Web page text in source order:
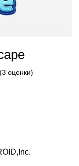
3 оценки)